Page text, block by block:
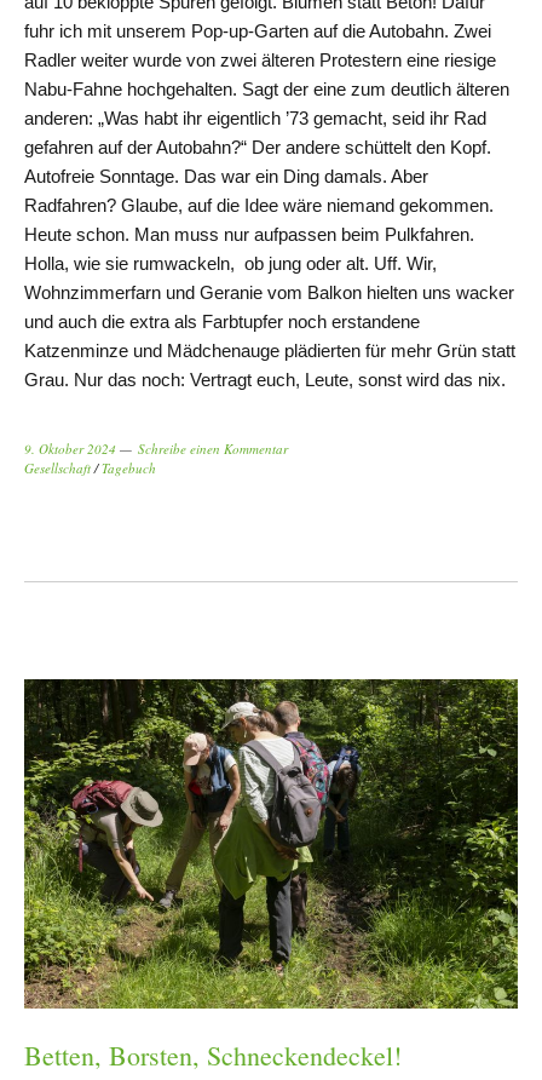
fuhr ich mit unserem Pop-up-Garten auf die Autobahn. Zwei
Radler weiter wurde von zwei älteren Protestern eine riesige
Nabu-Fahne hochgehalten. Sagt der eine zum deutlich älteren
anderen: „Was habt ihr eigentlich ’73 gemacht, seid ihr Rad
gefahren auf der Autobahn?“ Der andere schüttelt den Kopf.
Autofreie Sonntage. Das war ein Ding damals. Aber
Radfahren? Glaube, auf die Idee wäre niemand gekommen.
Heute schon. Man muss nur aufpassen beim Pulkfahren.
Holla, wie sie rumwackeln, ob jung oder alt. Uff. Wir,
Wohnzimmerfarn und Geranie vom Balkon hielten uns wacker
und auch die extra als Farbtupfer noch erstandene
Katzenminze und Mädchenauge plädierten für mehr Grün statt
Grau. Nur das noch: Vertragt euch, Leute, sonst wird das nix.
9. Oktober 2024
Schreibe einen Kommentar
Gesellschaft /Tagebuch
Betten, Borsten, Schneckendeckel!